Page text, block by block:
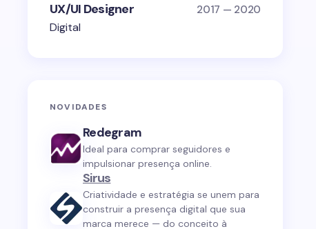
UX/UI Designer 2017 — 2020
Digital
NOVIDADES
Redegram
Ideal para comprar seguidores e
impulsionar presença online.
Sirus
Criatividade e estratégia se unem para
construir a presença digital que sua
marca merece — do conceito à